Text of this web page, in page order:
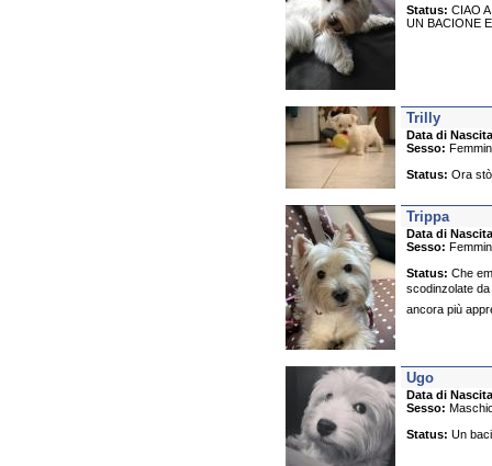
Status: CIAO
UN BACIONE
Trilly
Data di
Sesso:
Status: Ora
Trippa
Data di
Sesso:
Status: Che
scodinzolate
ancora più
Ugo
Data di
Sesso:
Status: Un